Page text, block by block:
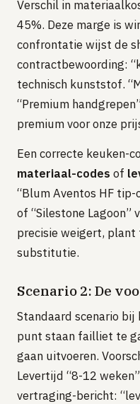
Verschil in
45%. Deze marge is
confrontatie wijst de
contractbewoording:
technisch kunststof.
“Premium
premium voor onze
Een correcte keuken-
materiaal-codes of
“Blum Aventos HF
of “Silestone Lagoon”
precisie weigert,
substitutie.
Scenario 2: De
Standaard scenario
punt staan failliet te
gaan uitvoeren.
Levertijd “8-12
vertraging-bericht: